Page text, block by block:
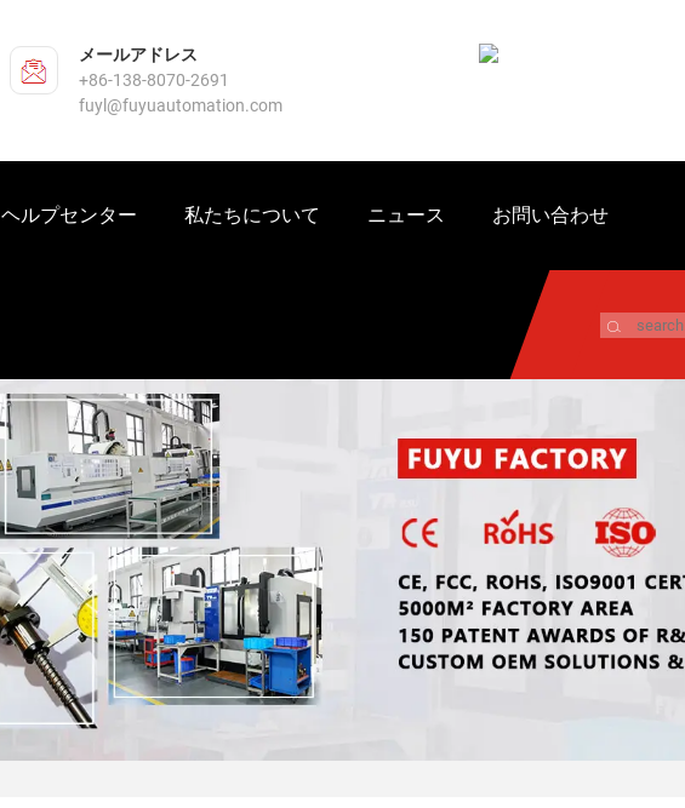
メールアドレス
+86-138-8070-2691
fuyl@fuyuautomation.com
ヘルプセンター 私たちについて ニュース お問い合わせ